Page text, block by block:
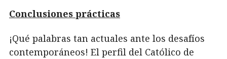
Conclusiones prácticas
¡Qué palabras tan actuales ante los desafíos
contemporáneos! El perfil del Católico de